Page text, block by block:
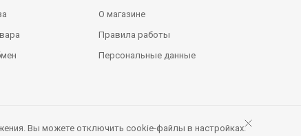
О магазине
Правила работы
Персональные данные
Вы можете отключить cookie-файлы в настройках.